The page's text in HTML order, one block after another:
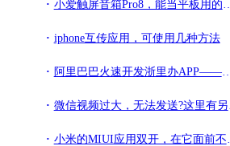
小爱触屏音箱Pro8，能当平板用的智能音箱
iphone互传应用，可使用几种方法
阿里巴巴火速开发浙里办APP——应对新型冠状病毒感染肺炎
微信视频过大，无法发送?这里有另一种方法可以解决
小米的MIUI应用双开，在它面前不过如此